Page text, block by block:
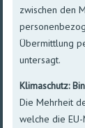
zwischen den
Übermittlung
untersagt.
Klimaschutz:
DieMehrheit
welche die